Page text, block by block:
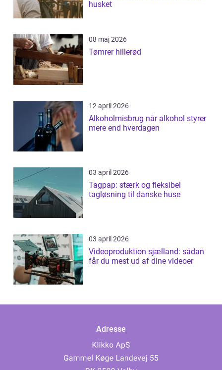
husket
08 maj 2026
Tømrer hillerød
12 april 2026
Alkoholmisbrug når alkohol styrer
mere end hverdagen
03 april 2026
Tagpap: stærk og fleksibel
tagløsning til danske huse
03 april 2026
Videoproduktion sjælland: sådan
får du mest ud af dine videoer
Adresse